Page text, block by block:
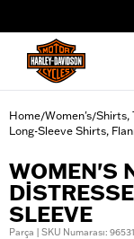
Home/Women's/Shirts,
Long-Sleeve Shirts,
WOMEN'S
SLEEVE
Parça | SKU Numarası: